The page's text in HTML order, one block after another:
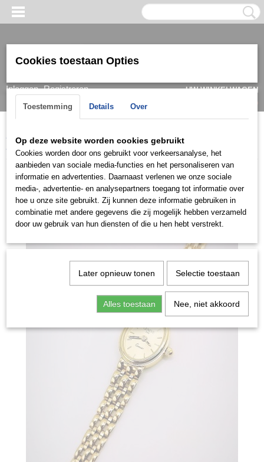
Inloggen Registreren
UW WINKELWAGEN
(0)
Home > Horloge > Gouden horloges
Geneve Italy Gouden
Dameshorloge
Cookies toestaan Opties
Toestemming Details Over
Op deze website worden cookies gebruikt
Cookies worden door ons gebruikt voor verkeersanalyse, het
aanbieden van sociale media-functies en het personaliseren van
informatie en advertenties. Daarnaast verlenen we onze sociale
media-, advertentie- en analysepartners toegang tot informatie over
hoe u onze site gebruikt. Zij kunnen deze informatie gebruiken in
combinatie met andere gegevens die zij mogelijk hebben verzameld
door uw gebruik van hun diensten of die u hen hebt verstrekt.
Later opnieuw tonen Selectie toestaan
Alles toestaan Nee, niet akkoord